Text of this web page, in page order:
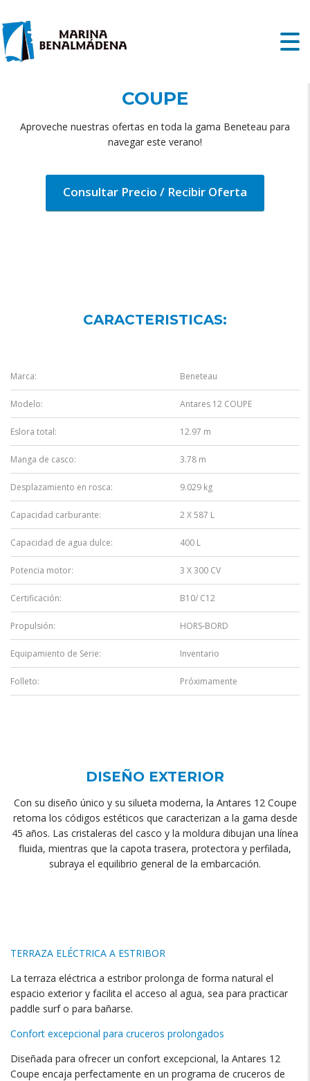
COUPE
Aproveche nuestras ofertas en toda la gama Beneteau para
navegar este verano!
Consultar Precio / Recibir Oferta
CARACTERISTICAS:
Marca: Beneteau
Modelo: Antares 12 COUPE
Eslora total: 12.97 m
Manga de casco: 3.78 m
Desplazamiento en rosca: 9.029 kg
Capacidad carburante: 2 X 587 L
Capacidad de agua dulce: 400 L
Potencia motor: 3 X 300 CV
Certificación: B10/ C12
Propulsión: HORS-BORD
Equipamiento de Serie: Inventario
Folleto: Próximamente
DISEÑO EXTERIOR
Con su diseño único y su silueta moderna, la Antares 12 Coupe
retoma los códigos estéticos que caracterizan a la gama desde
45 años. Las cristaleras del casco y la moldura dibujan una línea
fluida, mientras que la capota trasera, protectora y perfilada,
subraya el equilibrio general de la embarcación.
TERRAZA ELÉCTRICA A ESTRIBOR
La terraza eléctrica a estribor prolonga de forma natural el
espacio exterior y facilita el acceso al agua, sea para practicar
paddle surf o para bañarse.
Confort excepcional para cruceros prolongados
Diseñada para ofrecer un confort excepcional, la Antares 12
Coupe encaja perfectamente en un programa de cruceros de